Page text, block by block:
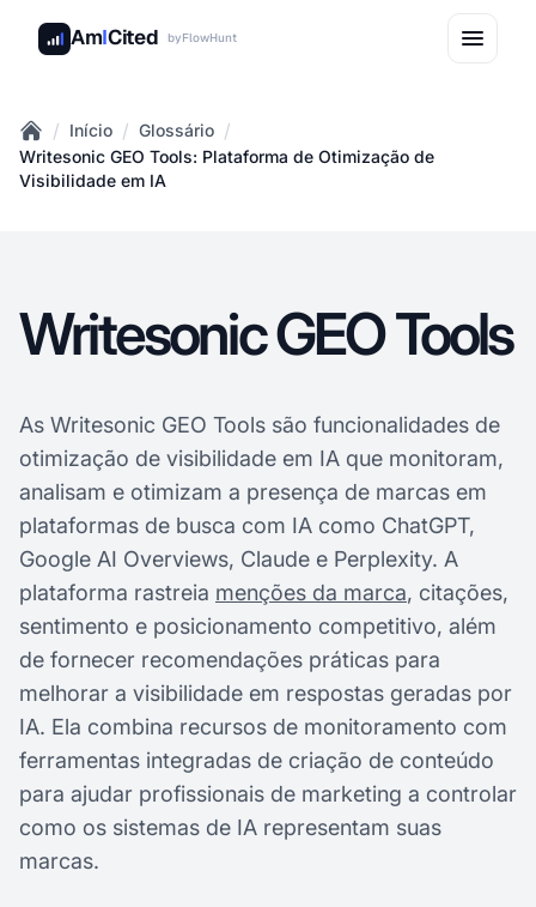
AmICited byFlowHunt
Home
/ Início / Glossário /
Writesonic GEO Tools: Plataforma de Otimização de
Visibilidade em IA
Writesonic GEO Tools
As Writesonic GEO Tools são funcionalidades de
otimização de visibilidade em IA que monitoram,
analisam e otimizam a presença de marcas em
plataformas de busca com IA como ChatGPT,
Google AI Overviews, Claude e Perplexity. A
plataforma rastreia menções da marca, citações,
sentimento e posicionamento competitivo, além
de fornecer recomendações práticas para
melhorar a visibilidade em respostas geradas por
IA. Ela combina recursos de monitoramento com
ferramentas integradas de criação de conteúdo
para ajudar profissionais de marketing a controlar
como os sistemas de IA representam suas
marcas.